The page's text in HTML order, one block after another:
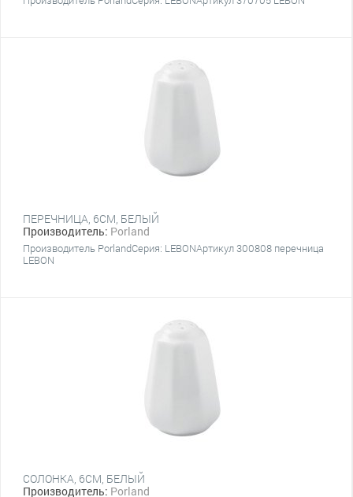
ПЕРЕЧНИЦА, 6СМ, БЕЛЫЙ
Производитель: Porland
Производитель PorlandСерия: LEBONАртикул 300808 перечница
LEBON
СОЛОНКА, 6СМ, БЕЛЫЙ
Производитель: Porland